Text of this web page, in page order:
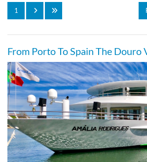
1
From Porto To Spain The Douro